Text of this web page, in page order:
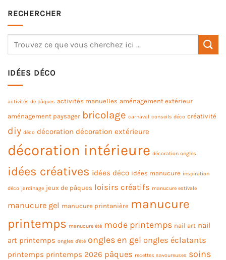
RECHERCHER
IDÉES DÉCO
activités de pâques activités manuelles aménagement extérieur
aménagement paysager bricolage carnaval conseils déco créativité
diy déco décoration décoration extérieure
décoration intérieure décoration ongles
idées créatives idées déco idées manucure inspiration
déco jardinage jeux de pâques loisirs créatifs manucure estivale
manucure gel manucure printanière manucure
printemps manucure été mode printemps nail art nail
art printemps ongles d'été ongles en gel ongles éclatants
printemps printemps 2026 pâques recettes savoureuses soins